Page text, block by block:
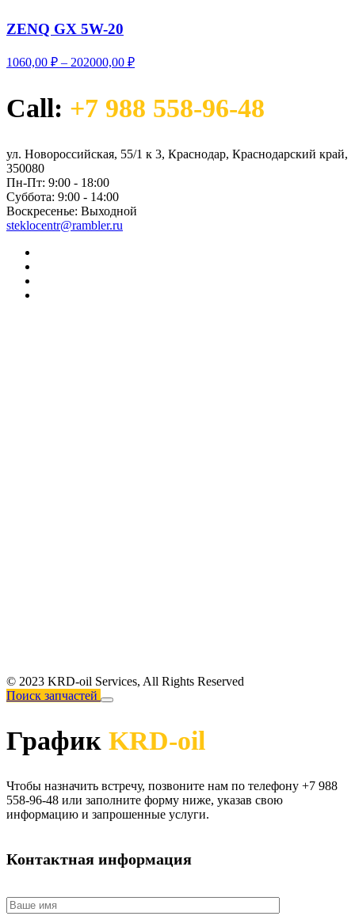
ZENQ GX 5W-20
1060,00 ₽ – 202000,00 ₽Диапазон
–
202000,00 ₽
Call: +7 988 558-96-48
ул. Новороссийская, 55/1 к 3, Краснодар, Краснодарский край,
350080
Пн-Пт: 9:00 - 18:00
Суббота: 9:00 - 14:00
Воскресенье: Выходной
steklocentr@rambler.ru
© 2023 KRD-oil Services, All Rights Reserved
Поиск запчастей
График KRD-oil
Чтобы назначить встречу, позвоните нам по телефону +7 988
558-96-48 или заполните форму ниже, указав свою
информацию и запрошенные услуги.
Контактная информация